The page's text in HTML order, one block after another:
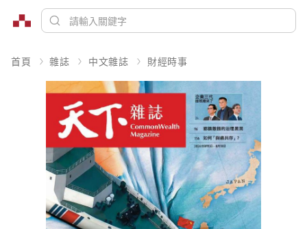
首頁 雜誌 中文雜誌 財經時事